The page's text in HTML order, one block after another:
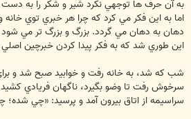
به آن حرف ها توجهي نكرد شير و شكر را به دست
اما به اين فكر مي كرد كه چرا هر خبري توي خانه
دهان به دهان مي گردد. بزرگ و بزرگ تر مي شود
اين طوري شد كه به فكر پيدا كردن خبرچين اصلي
شب كه شد، به خانه رفت و خوابيد صبح شد و
سرخوش رفت تا وضو بگيرد، ناگهان فريادي
سراسيمه از اتاق بيرون آمد و پرسيد: «چي شده؛